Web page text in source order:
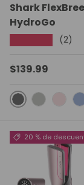
Shark
HydroGo
(2)
Precio normal
$139.99
Gris Ocuro
20 % de